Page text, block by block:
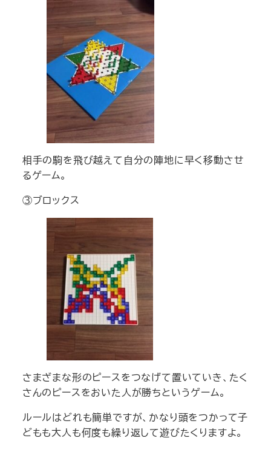
相手の駒を飛び越えて自分の陣地に早く移動させ
るゲーム。
③ブロックス
さまざまな形のピースをつなげて置いていき、たく
さんのピースをおいた人が勝ちというゲーム。
ルールはどれも簡単ですが、かなり頭をつかって子
どもも大人も何度も繰り返して遊びたくりますよ。